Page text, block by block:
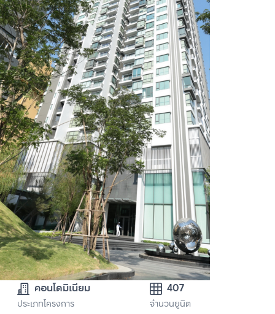
คอนโดมิเนียม
ประเภทโครงการ
407
จำนวนยูนิต